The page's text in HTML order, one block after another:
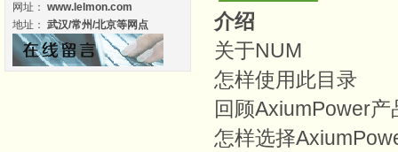
介绍
关于NUM
怎样使用此目录
回顾AxiumPower产
怎样选择
网址： www.lelmon.com
地址： 武汉/常州/北京等网点